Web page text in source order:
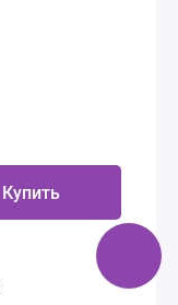
Купить